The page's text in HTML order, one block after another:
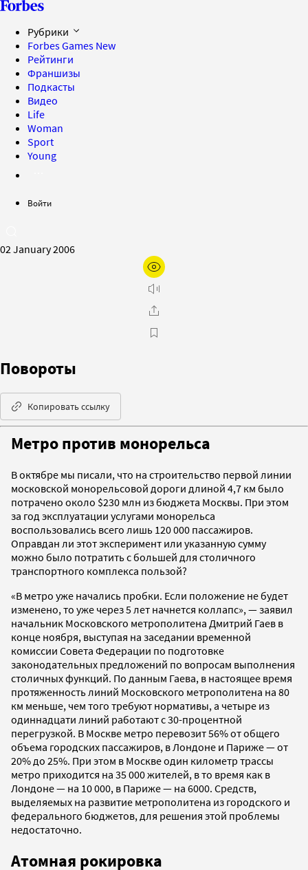
Рубрики
Forbes Games New
Рейтинги
Франшизы
Подкасты
Видео
Life
Woman
Sport
Young
Войти
02 January 2006
Повороты
Копировать ссылку
Метро против монорельса
В октябре мы писали, что на строительство первой линии
московской монорельсовой дороги длиной 4,7 км было
потрачено около $230 млн из бюджета Москвы. При этом
за год эксплуатации услугами монорельса
воспользовались всего лишь 120 000 пассажиров.
Оправдан ли этот эксперимент или указанную сумму
можно было потратить с большей для столичного
транспортного комплекса пользой?
«В метро уже начались пробки. Если положение не будет
изменено, то уже через 5 лет начнется коллапс», — заявил
начальник Московского метрополитена Дмитрий Гаев в
конце ноября, выступая на заседании временной
комиссии Совета Федерации по подготовке
законодательных предложений по вопросам выполнения
столичных функций. По данным Гаева, в настоящее время
протяженность линий Московского метрополитена на 80
км меньше, чем того требуют нормативы, а четыре из
одиннадцати линий работают с 30-процентной
перегрузкой. В Москве метро перевозит 56% от общего
объема городских пассажиров, в Лондоне и Париже — от
20% до 25%. При этом в Москве один километр трассы
метро приходится на 35 000 жителей, в то время как в
Лондоне — на 10 000, в Париже — на 6000. Средств,
выделяемых на развитие метрополитена из городского и
федерального бюджетов, для решения этой проблемы
недостаточно.
Атомная рокировка